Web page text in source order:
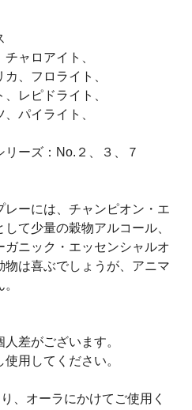
ャロアイト、
、フロライト、
レピドライト、
パイライト、
ーズ：No.２、３、７
ーには、チャンピオン・エ
て少量の穀物アルコール、
ニック・エッセンシャルオ
は喜ぶでしょうが、アニマ
差がございます。
用してください。
、オーラにかけてご使用く